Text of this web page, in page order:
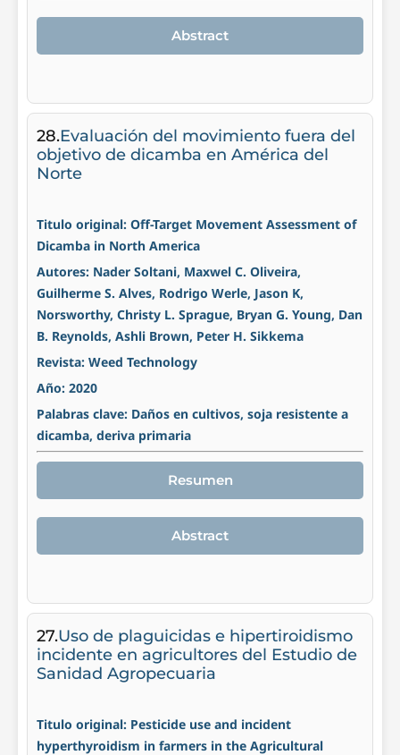
Abstract
28.Evaluación del movimiento fuera del
objetivo de dicamba en América del
Norte
Titulo original: Off-Target Movement Assessment of
Dicamba in North America
Autores: Nader Soltani, Maxwel C. Oliveira,
Guilherme S. Alves, Rodrigo Werle, Jason K,
Norsworthy, Christy L. Sprague, Bryan G. Young, Dan
B. Reynolds, Ashli Brown, Peter H. Sikkema
Revista: Weed Technology
Año: 2020
Palabras clave: Daños en cultivos, soja resistente a
dicamba, deriva primaria
Resumen
Abstract
27.Uso de plaguicidas e hipertiroidismo
incidente en agricultores del Estudio de
Sanidad Agropecuaria
Titulo original: Pesticide use and incident
hyperthyroidism in farmers in the Agricultural